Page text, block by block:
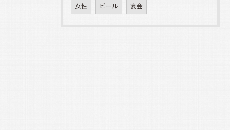
女性 ビール 宴会